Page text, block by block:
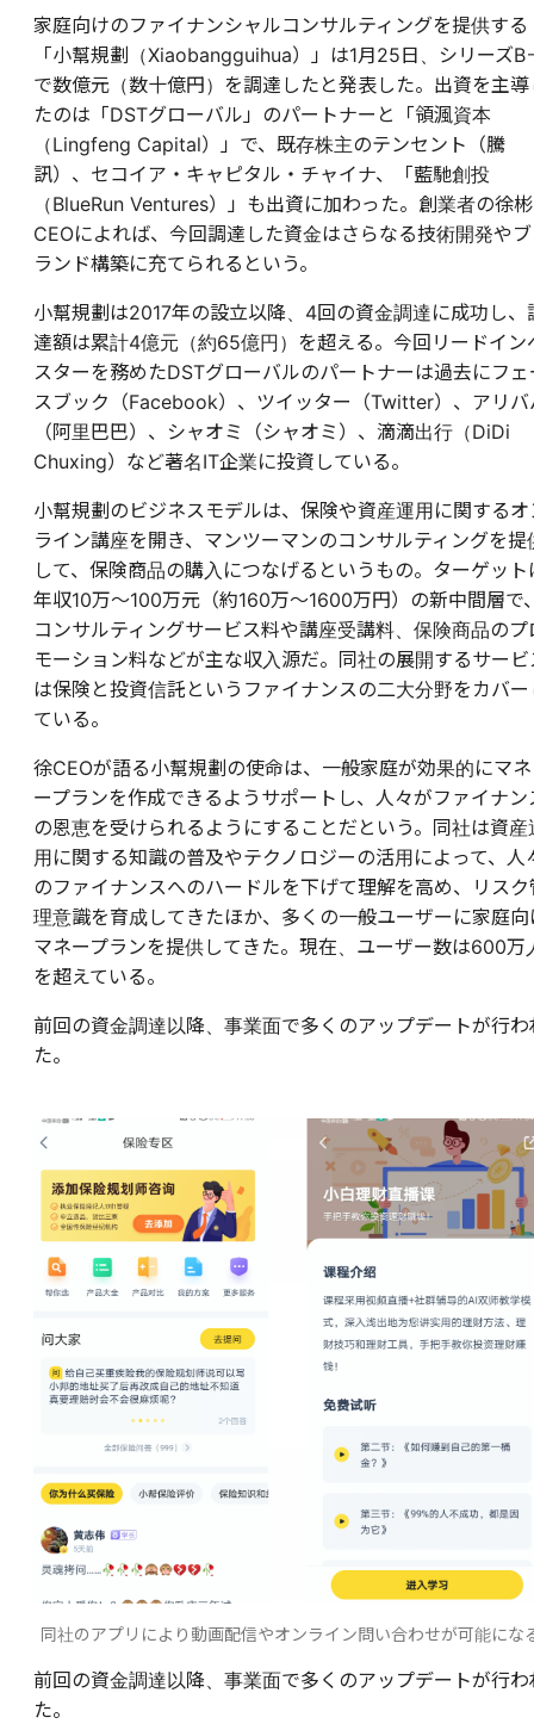
家庭向けのファイナンシャルコンサルティングを提供する
「小幫規劃（Xiaobangguihua）」は1月25日、シリーズB
で数億元（数十億円）を調達したと発表した。出資を主導
たのは「DSTグローバル」のパートナーと「領渢資本
（Lingfeng Capital）」で、既存株主のテンセント（騰
訊）、セコイア・キャピタル・チャイナ、「藍馳創投
（BlueRun Ventures）」も出資に加わった。創業者の徐彬
CEOによれば、今回調達した資金はさらなる技術開発やブ
ランド構築に充てられるという。
小幫規劃は2017年の設立以降、4回の資金調達に成功し、
達額は累計4億元（約65億円）を超える。今回リードイン
スターを務めたDSTグローバルのパートナーは過去にフェ
スブック（Facebook）、ツイッター（Twitter）、アリバ
（阿里巴巴）、シャオミ（シャオミ）、滴滴出行（DiDi
Chuxing）など著名IT企業に投資している。
小幫規劃のビジネスモデルは、保険や資産運用に関するオ
ライン講座を開き、マンツーマンのコンサルティングを提
して、保険商品の購入につなげるというもの。ターゲット
年収10万～100万元（約160万～1600万円）の新中間層で
コンサルティングサービス料や講座受講料、保険商品のプ
モーション料などが主な収入源だ。同社の展開するサービ
は保険と投資信託というファイナンスの二大分野をカバー
ている。
徐CEOが語る小幫規劃の使命は、一般家庭が効果的にマネ
ープランを作成できるようサポートし、人々がファイナン
の恩恵を受けられるようにすることだという。同社は資産
用に関する知識の普及やテクノロジーの活用によって、人
のファイナンスへのハードルを下げて理解を高め、リスク
理意識を育成してきたほか、多くの一般ユーザーに家庭向
マネープランを提供してきた。現在、ユーザー数は600万
を超えている。
前回の資金調達以降、事業面で多くのアップデートが行わ
た。
同社のアプリにより動画配信やオンライン問い合わせが可能にな
前回の資金調達以降、事業面で多くのアップデートが行わ
た。